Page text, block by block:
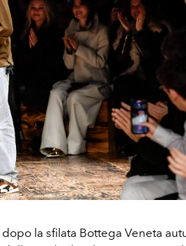
la sfilata Bottega Veneta